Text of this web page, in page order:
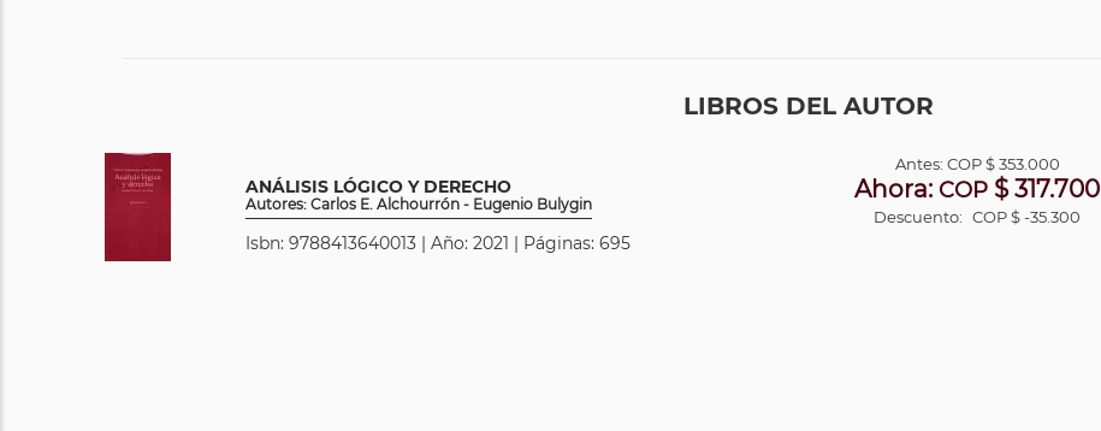
LIBROS DEL AUTOR
ANÁLISIS LÓGICO Y DERECHO
Autores: Carlos E. Alchourrón - Eugenio Bulygin
Isbn: 9788413640013 | Año: 2021 | Páginas: 695
Antes: COP$ 353.000
Ahora: COP $ 317.700
Descuento: COP $ -35.300